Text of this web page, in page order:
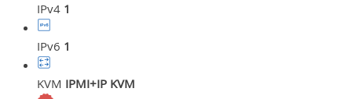
IPv4 1
IPv6 1
KVM IPMI+IP KVM